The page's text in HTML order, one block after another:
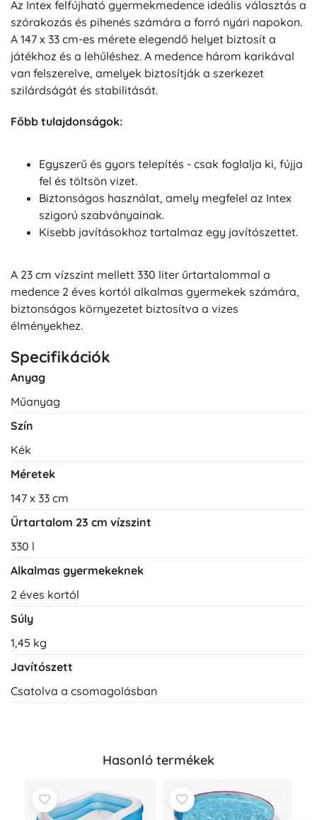
Az Intex felfújható gyermekmedence ideális választás a
szórakozás és pihenés számára a forró nyári napokon.
A 147 x 33 cm-es mérete elegendő helyet biztosít a
játékhoz és a lehűléshez. A medence három karikával
van felszerelve, amelyek biztosítják a szerkezet
szilárdságát és stabilitását.
Főbb tulajdonságok:
Egyszerű és gyors telepítés - csak foglalja ki, fújja
fel és töltsön vizet.
Biztonságos használat, amely megfelel az Intex
szigorú szabványainak.
Kisebb javításokhoz tartalmaz egy javítószettet.
A 23 cm vízszint mellett 330 liter űrtartalommal a
medence 2 éves kortól alkalmas gyermekek számára,
biztonságos környezetet biztosítva a vizes
élményekhez.
Specifikációk
Anyag
Műanyag
Szín
Kék
Méretek
147 x 33 cm
Űrtartalom 23 cm vízszint
330 l
Alkalmas gyermekeknek
2 éves kortól
Súly
1,45 kg
Javítószett
Csatolva a csomagolásban
Hasonló termékek